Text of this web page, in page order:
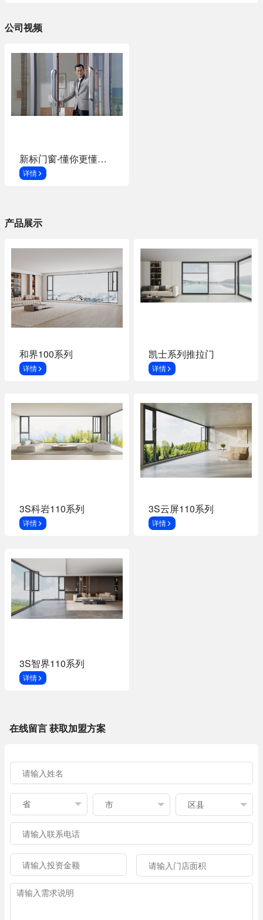
公司视频
新标门窗-懂你更懂生活
详情
产品展示
和界100系列
详情
凯士系列推拉门
详情
3S科岩110系列
详情
3S云屏110系列
详情
3S智界110系列
详情
在线留言 获取加盟方案